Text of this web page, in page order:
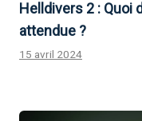
Helldivers 2 : Quoi
attendue ?
15 avril 2024